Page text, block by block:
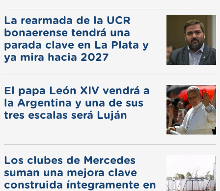
La rearmada de la UCR
bonaerense tendrá una
parada clave en La Plata y
ya mira hacia 2027
El papa León XIV vendrá a
la Argentina y una de sus
tres escalas será Luján
Los clubes de Mercedes
suman una mejora clave
construida íntegramente en